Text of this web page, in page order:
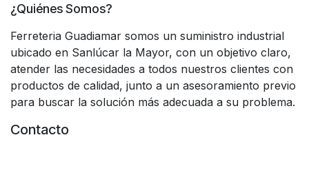
¿Quiénes Somos?
Ferreteria Guadiamar somos un suministro industrial
ubicado en Sanlúcar la Mayor, con un objetivo claro,
atender las necesidades a todos nuestros clientes con
productos de calidad, junto a un asesoramiento previo
para buscar la solución más adecuada a su problema.
Contacto